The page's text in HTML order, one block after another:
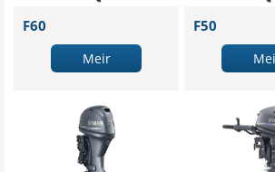
F60
Meir
F50